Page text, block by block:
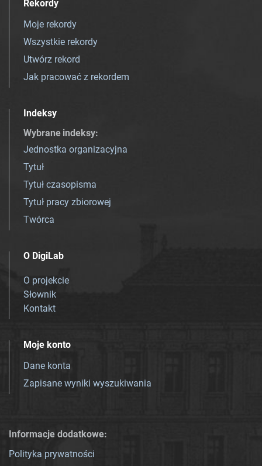
Rekordy
Moje rekordy
Wszystkie rekordy
Utwórz rekord
Jak pracować z rekordem
Indeksy
Wybrane indeksy:
Jednostka organizacyjna
Tytuł
Tytuł czasopisma
Tytuł pracy zbiorowej
Twórca
O DigiLab
O projekcie
Słownik
Kontakt
Moje konto
Dane konta
Zapisane wyniki wyszukiwania
Informacje dodatkowe:
Polityka prywatności